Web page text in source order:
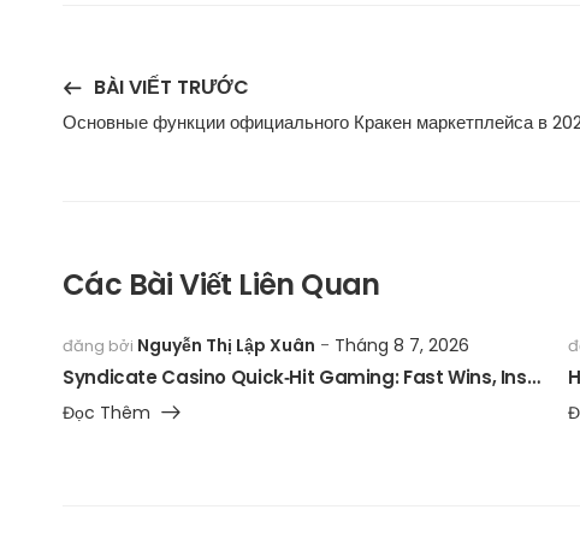
BÀI VIẾT TRƯỚC
Основные функции официального Кракен маркетплейса в
Các Bài Viết Liên Quan
đăng bởi Nguyễn Thị Lập Xuân Tháng 8 7, 2026
Syndicate Casino Quick‑Hit Gaming: Fast Wins, Instant Thrills
Đọc Thêm